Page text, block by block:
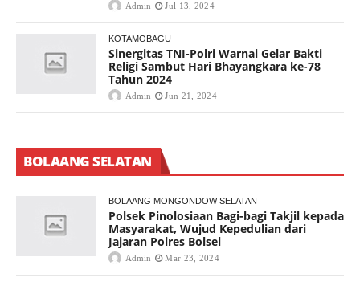
Admin Jul 13, 2024
KOTAMOBAGU
Sinergitas TNI-Polri Warnai Gelar Bakti
Religi Sambut Hari Bhayangkara ke-78
Tahun 2024
Admin Jun 21, 2024
BOLAANG SELATAN
BOLAANG MONGONDOW SELATAN
Polsek Pinolosiaan Bagi-bagi Takjil kepada
Masyarakat, Wujud Kepedulian dari
Jajaran Polres Bolsel
Admin Mar 23, 2024